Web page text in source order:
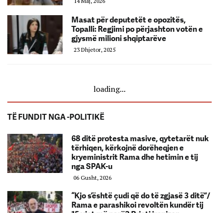
Masat për deputetët e opozitës,
Topalli: Regjimi po përjashton votën e
gjysmë milioni shqiptarëve
23 Dhjetor, 2025
loading...
TË FUNDIT NGA -POLITIKË
68 ditë protesta masive, qytetarët nuk
tërhiqen, kërkojnë dorëheqjen e
kryeministrit Rama dhe hetimin e tij
nga SPAK-u
06 Gusht, 2026
“Kjo s’është çudi që do të zgjasë 3 ditë”/
Rama e parashikoi revoltën kundër tij